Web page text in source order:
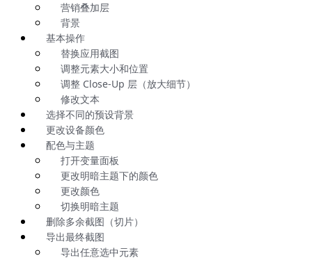
营销叠加层
背景
基本操作
替换应用截图
调整元素大小和位置
调整 Close-Up 层（放大细节）
修改文本
选择不同的预设背景
更改设备颜色
配色与主题
打开变量面板
更改明暗主题下的颜色
更改颜色
切换明暗主题
删除多余截图（切片）
导出最终截图
导出任意选中元素